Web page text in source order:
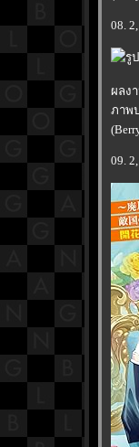
08.
ผลง
ภาพ
09.